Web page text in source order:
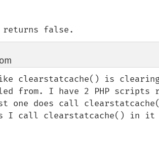
false.
like clearstatcache() is
from. I have 2 PHP scripts
one does call
I call clearstatcache() in it